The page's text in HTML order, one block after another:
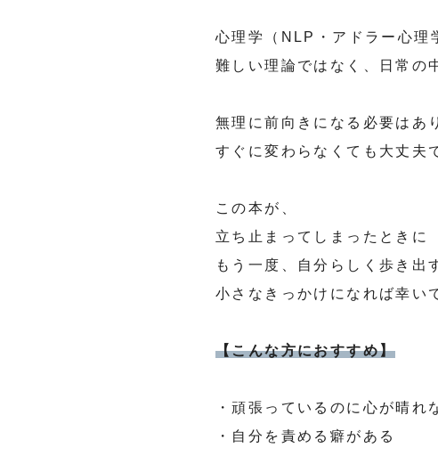
心理学（NLP・アドラー心理
難しい理論ではなく、日常の
無理に前向きになる必要はあ
すぐに変わらなくても大丈夫
この本が、
立ち止まってしまったときに
もう一度、自分らしく歩き出
小さなきっかけになれば幸い
【こんな方におすすめ】
・頑張っているのに心が晴れ
・自分を責める癖がある